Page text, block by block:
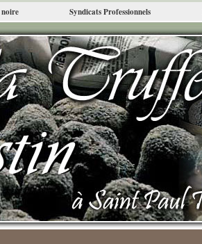
Syndicats Professionnels